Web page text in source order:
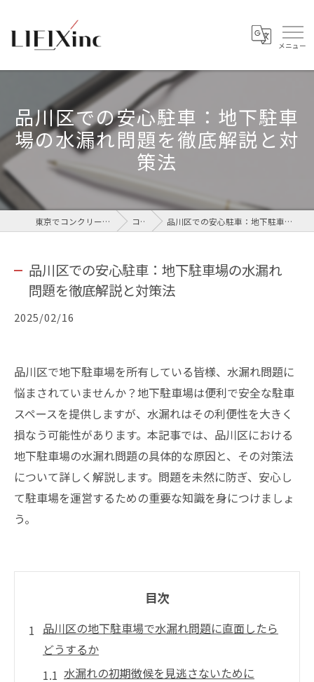
品川区での安心駐車：地下駐車
場の水漏れ問題を徹底解説と対
策法
東京でコンクリートなら株式会社LIFIX コラム 品川区での安心駐車：地下駐車場の水漏れ問題を徹底解説と対策法
品川区での安心駐車：地下駐車場の水漏れ
問題を徹底解説と対策法
2025/02/16
品川区で地下駐車場を所有している皆様、水漏れ問題に
悩まされていませんか？地下駐車場は便利で安全な駐車
スペースを提供しますが、水漏れはその利便性を大きく
損なう可能性があります。本記事では、品川区における
地下駐車場の水漏れ問題の具体的な原因と、その対策法
について詳しく解説します。問題を未然に防ぎ、安心し
て駐車場を運営するための重要な知識を身につけましょ
う。
目次
品川区の地下駐車場で水漏れ問題に直面したら
どうするか
水漏れの初期徴候を見逃さないために